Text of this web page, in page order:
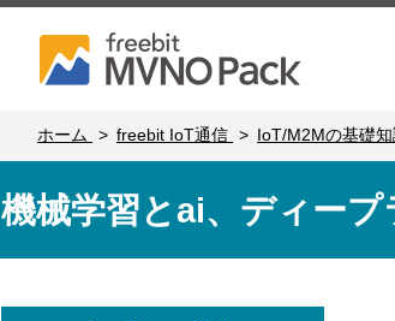
ホーム freebit IoT通信 IoT/M2Mの基礎
機械学習とai、ディー